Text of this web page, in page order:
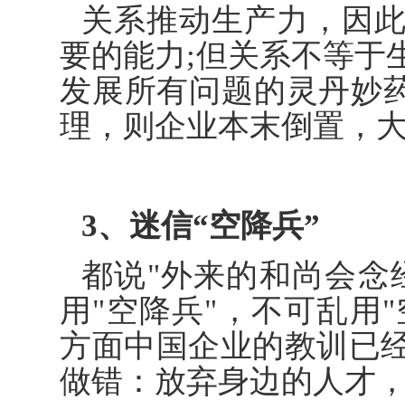
关系推动生产力，因
要的能力;但关系不等于
发展所有问题的灵丹妙
理，则企业本末倒置，
3、迷信“空降兵”
都说"外来的和尚会念
用"空降兵"，不可乱用
方面中国企业的教训已
做错：放弃身边的人才